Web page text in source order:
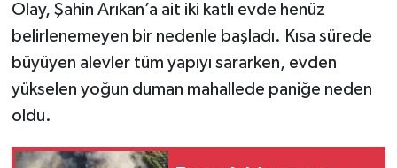
Olay, Şahin Arıkan’a ait iki katlı evde henüz
belirlenemeyen bir nedenle başladı. Kısa sürede
büyüyen alevler tüm yapıyı sararken, evden
yükselen yoğun duman mahallede paniğe neden
oldu.